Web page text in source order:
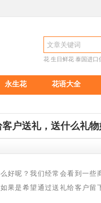
花 生日鲜花 泰国进口
永生花 花语大全
户送礼，送什么礼物
好呢？我们经常会看到一些
果是希望通过送礼给客户留